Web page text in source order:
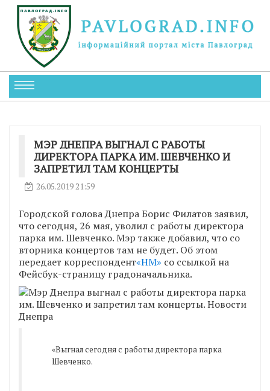
МЭР ДНЕПРА ВЫГНАЛ С РАБОТЫ
ДИРЕКТОРА ПАРКА ИМ. ШЕВЧЕНКО И
ЗАПРЕТИЛ ТАМ КОНЦЕРТЫ
26.05.2019 21:59
Городской голова Днепра Борис Филатов заявил,
что сегодня, 26 мая, уволил с работы директора
парка им. Шевченко. Мэр также добавил, что со
вторника концертов там не будет. Об этом
передает корреспондент«НМ» со ссылкой на
Фейсбук-страницу градоначальника.
«Выгнал сегодня с работы директора парка
Шевченко.